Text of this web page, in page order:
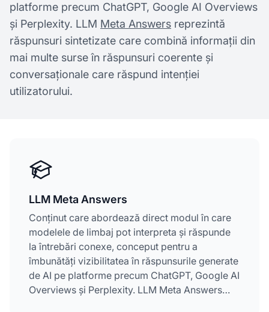
platforme precum ChatGPT, Google AI Overviews
și Perplexity. LLM Meta Answers reprezintă
răspunsuri sintetizate care combină informații din
mai multe surse în răspunsuri coerente și
conversaționale care răspund intenției
utilizatorului.
LLM Meta Answers
Conținut care abordează direct modul în care
modelele de limbaj pot interpreta și răspunde
la întrebări conexe, conceput pentru a
îmbunătăți vizibilitatea în răspunsurile generate
de AI pe platforme precum ChatGPT, Google AI
Overviews și Perplexity. LLM Meta Answers